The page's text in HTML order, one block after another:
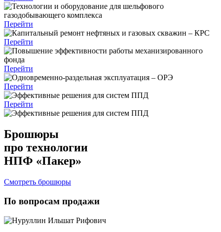
Перейти
Перейти
Перейти
Перейти
Перейти
Брошюры
про технологии
НПФ «Пакер»
Смотреть брошюры
По вопросам продажи